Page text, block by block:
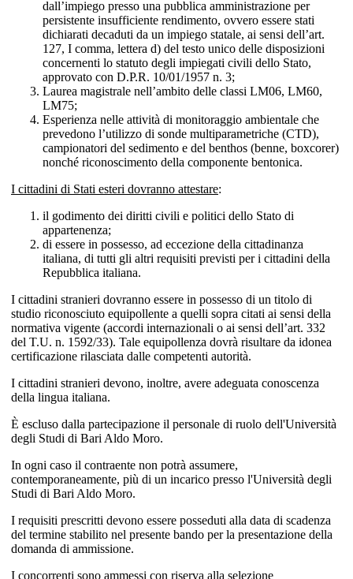
dall’impiego presso una pubblica amministrazione per
persistente insufficiente rendimento, ovvero essere stati
dichiarati decaduti da un impiego statale, ai sensi dell’art.
127, I comma, lettera d) del testo unico delle disposizioni
concernenti lo statuto degli impiegati civili dello Stato,
approvato con D.P.R. 10/01/1957 n. 3;
Laurea magistrale nell’ambito delle classi LM06, LM60,
LM75;
Esperienza nelle attività di monitoraggio ambientale che
prevedono l’utilizzo di sonde multiparametriche (CTD),
campionatori del sedimento e del benthos (benne, boxcorer)
nonché riconoscimento della componente bentonica.
I cittadini di Stati esteri dovranno attestare:
il godimento dei diritti civili e politici dello Stato di
appartenenza;
di essere in possesso, ad eccezione della cittadinanza
italiana, di tutti gli altri requisiti previsti per i cittadini della
Repubblica italiana.
I cittadini stranieri dovranno essere in possesso di un titolo di
studio riconosciuto equipollente a quelli sopra citati ai sensi della
normativa vigente (accordi internazionali o ai sensi dell’art. 332
del T.U. n. 1592/33). Tale equipollenza dovrà risultare da idonea
certificazione rilasciata dalle competenti autorità.
I cittadini stranieri devono, inoltre, avere adeguata conoscenza
della lingua italiana.
È escluso dalla partecipazione il personale di ruolo dell'Università
degli Studi di Bari Aldo Moro.
In ogni caso il contraente non potrà assumere,
contemporaneamente, più di un incarico presso l'Università degli
Studi di Bari Aldo Moro.
I requisiti prescritti devono essere posseduti alla data di scadenza
del termine stabilito nel presente bando per la presentazione della
domanda di ammissione.
I concorrenti sono ammessi con riserva alla selezione